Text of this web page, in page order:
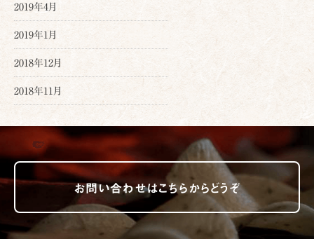
2019年4月
2019年1月
2018年12月
2018年11月
お問い合わせはこちらからどうぞ